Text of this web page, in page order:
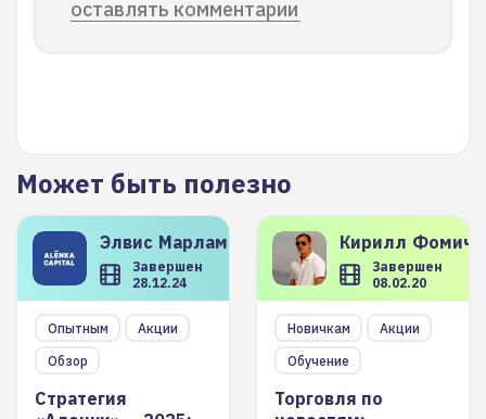
оставлять комментарии
Может быть полезно
Элвис Марламов
Завершен
28.12.24
Опытным
Акции
Обзор
Стратегия
Кирилл
Завершен
08.02.20
Новичкам
Акции
Обучение
Торговля по